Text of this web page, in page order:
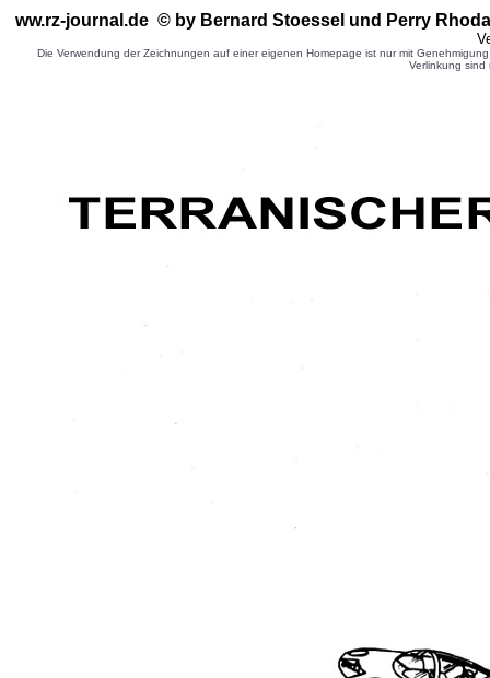
ww.rz-journal.de © by Bernard Stoessel und Perry
Die Verwendung der Zeichnungen auf einer eigenen Homepage ist nur mit
Verlinkung sind